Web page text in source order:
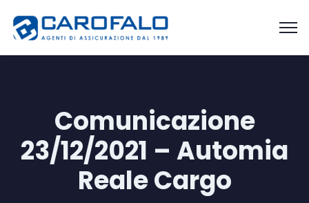
Comunicazione
23/12/2021 – Automia
Reale Cargo